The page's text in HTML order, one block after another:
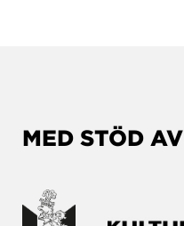
MED STÖD AV